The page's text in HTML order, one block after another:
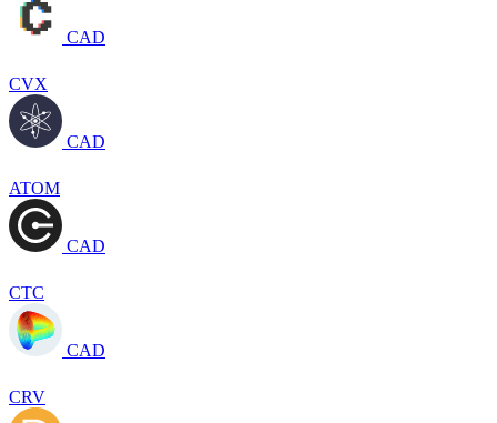
CAD
CVX
CAD
ATOM
CAD
CTC
CAD
CRV